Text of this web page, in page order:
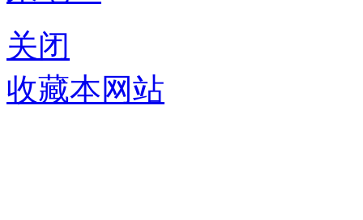
关闭
收藏本网站